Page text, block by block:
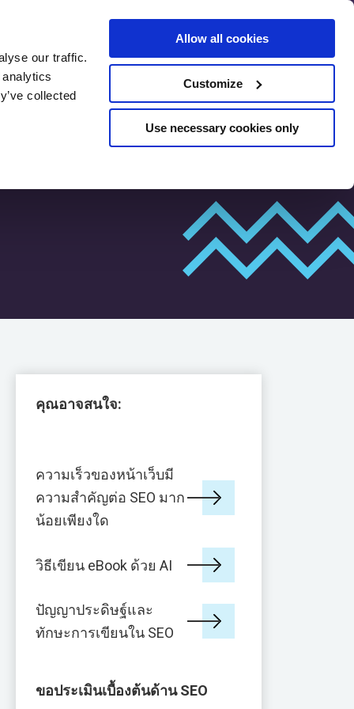
our traffic.
collected
Allow all cookies
Customize
Use necessary cookies only
รีวิว การประเมินเบื้องต้น SEO
คุณอาจสนใจ:
ความเร็วของหน้าเว็บมี
ความสำคัญต่อ SEO มาก
น้อยเพียงใด
วิธีเขียน eBook ด้วย AI
ปัญญาประดิษฐ์และ
ทักษะการเขียนใน SEO
ขอประเมินเบื้องต้นด้าน SEO